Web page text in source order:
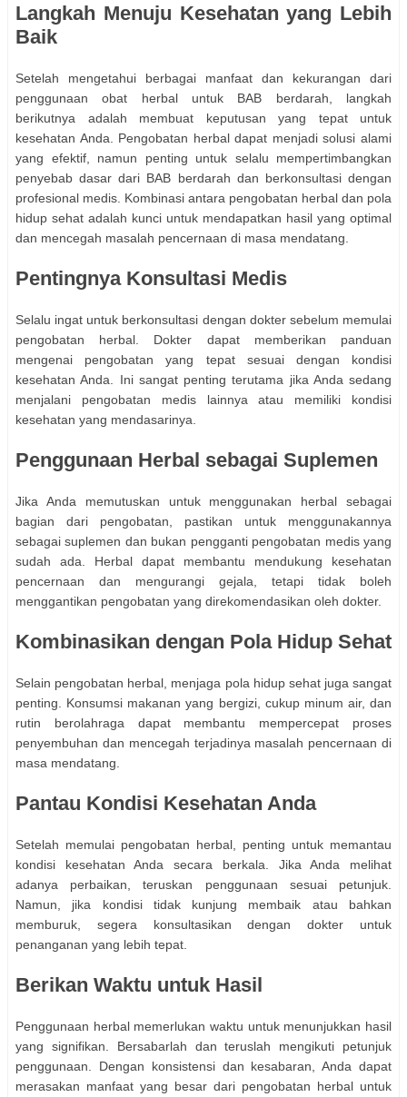
Langkah Menuju Kesehatan yang Lebih
Baik
Setelah mengetahui berbagai manfaat dan kekurangan dari
penggunaan obat herbal untuk BAB berdarah, langkah
berikutnya adalah membuat keputusan yang tepat untuk
kesehatan Anda. Pengobatan herbal dapat menjadi solusi alami
yang efektif, namun penting untuk selalu mempertimbangkan
penyebab dasar dari BAB berdarah dan berkonsultasi dengan
profesional medis. Kombinasi antara pengobatan herbal dan pola
hidup sehat adalah kunci untuk mendapatkan hasil yang optimal
dan mencegah masalah pencernaan di masa mendatang.
Pentingnya Konsultasi Medis
Selalu ingat untuk berkonsultasi dengan dokter sebelum memulai
pengobatan herbal. Dokter dapat memberikan panduan
mengenai pengobatan yang tepat sesuai dengan kondisi
kesehatan Anda. Ini sangat penting terutama jika Anda sedang
menjalani pengobatan medis lainnya atau memiliki kondisi
kesehatan yang mendasarinya.
Penggunaan Herbal sebagai Suplemen
Jika Anda memutuskan untuk menggunakan herbal sebagai
bagian dari pengobatan, pastikan untuk menggunakannya
sebagai suplemen dan bukan pengganti pengobatan medis yang
sudah ada. Herbal dapat membantu mendukung kesehatan
pencernaan dan mengurangi gejala, tetapi tidak boleh
menggantikan pengobatan yang direkomendasikan oleh dokter.
Kombinasikan dengan Pola Hidup Sehat
Selain pengobatan herbal, menjaga pola hidup sehat juga sangat
penting. Konsumsi makanan yang bergizi, cukup minum air, dan
rutin berolahraga dapat membantu mempercepat proses
penyembuhan dan mencegah terjadinya masalah pencernaan di
masa mendatang.
Pantau Kondisi Kesehatan Anda
Setelah memulai pengobatan herbal, penting untuk memantau
kondisi kesehatan Anda secara berkala. Jika Anda melihat
adanya perbaikan, teruskan penggunaan sesuai petunjuk.
Namun, jika kondisi tidak kunjung membaik atau bahkan
memburuk, segera konsultasikan dengan dokter untuk
penanganan yang lebih tepat.
Berikan Waktu untuk Hasil
Penggunaan herbal memerlukan waktu untuk menunjukkan hasil
yang signifikan. Bersabarlah dan teruslah mengikuti petunjuk
penggunaan. Dengan konsistensi dan kesabaran, Anda dapat
merasakan manfaat yang besar dari pengobatan herbal untuk